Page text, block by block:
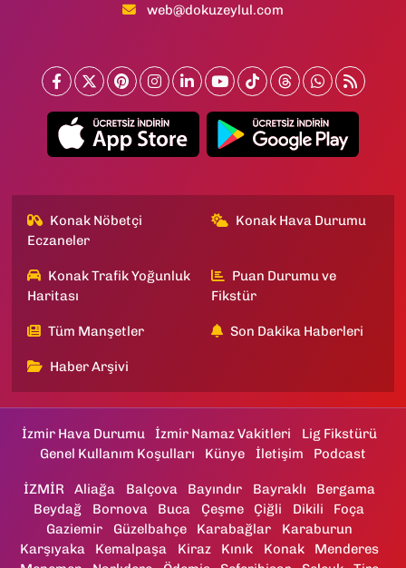
web@dokuzeylul.com
Konak Nöbetçi
Eczaneler
Konak Hava Durumu
Konak Trafik Yoğunluk
Haritası
Puan Durumu ve
Fikstür
Tüm Manşetler Son Dakika Haberleri
Haber Arşivi
İzmir Hava Durumu İzmir Namaz Vakitleri
Lig Fikstürü
Genel Kullanım Koşulları
Künye İletişim Podcast
İZMİR Aliağa Balçova Bayındır Bayraklı
Bergama
Beydağ
Bornova Buca Çeşme Çiğli Dikili
Foça
Gaziemir
Güzelbahçe Karabağlar
Karaburun
Karşıyaka
Kemalpaşa Kiraz Kınık Konak
Menderes